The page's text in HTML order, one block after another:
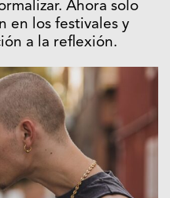
Ahora solo
en los festivales y
a la reflexión.